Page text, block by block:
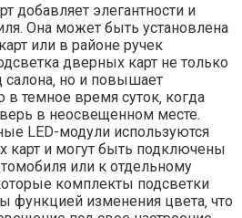
добавляет элегантности и
Она может быть установлена
или в районе ручек
дверных карт не только
но и повышает
в темное время суток‚ когда
в неосвещенном месте.
LED-модули используются
карт и могут быть подключены
или к отдельному
комплекты подсветки
функцией изменения цвета‚ что